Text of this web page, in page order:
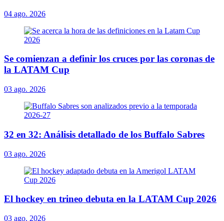
04 ago. 2026
Se comienzan a definir los cruces por las coronas de
la LATAM Cup
03 ago. 2026
32 en 32: Análisis detallado de los Buffalo Sabres
03 ago. 2026
El hockey en trineo debuta en la LATAM Cup 2026
03 ago. 2026